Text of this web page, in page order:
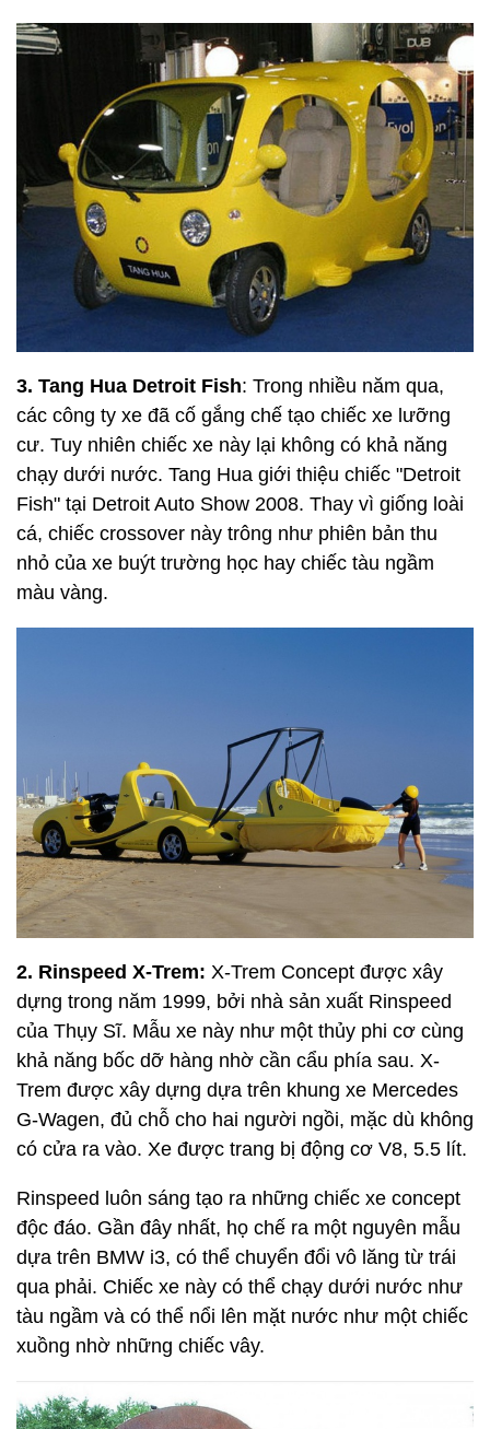
3. Tang Hua Detroit Fish: Trong nhiều năm qua,
các công ty xe đã cố gắng chế tạo chiếc xe lưỡng
cư. Tuy nhiên chiếc xe này lại không có khả năng
chạy dưới nước. Tang Hua giới thiệu chiếc "Detroit
Fish" tại Detroit Auto Show 2008. Thay vì giống loài
cá, chiếc crossover này trông như phiên bản thu
nhỏ của xe buýt trường học hay chiếc tàu ngầm
màu vàng.
2. Rinspeed X-Trem: X-Trem Concept được xây
dựng trong năm 1999, bởi nhà sản xuất Rinspeed
của Thụy Sĩ. Mẫu xe này như một thủy phi cơ cùng
khả năng bốc dỡ hàng nhờ cần cẩu phía sau. X-
Trem được xây dựng dựa trên khung xe Mercedes
G-Wagen, đủ chỗ cho hai người ngồi, mặc dù không
có cửa ra vào. Xe được trang bị động cơ V8, 5.5 lít.
Rinspeed luôn sáng tạo ra những chiếc xe concept
độc đáo. Gần đây nhất, họ chế ra một nguyên mẫu
dựa trên BMW i3, có thể chuyển đổi vô lăng từ trái
qua phải. Chiếc xe này có thể chạy dưới nước như
tàu ngầm và có thể nổi lên mặt nước như một chiếc
xuồng nhờ những chiếc vây.